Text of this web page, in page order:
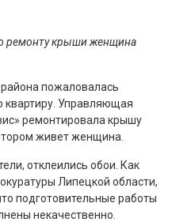
ремонту крыши женщина
района пожаловалась
квартиру. Управляющая
ремонтировала крышу
живет женщина.
отклеились обои. Как
Липецкой области,
подготовительные работы
некачественно.